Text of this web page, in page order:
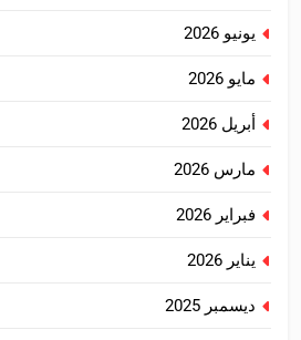
يونيو 2026
مايو 2026
أبريل 2026
مارس 2026
فبراير 2026
يناير 2026
ديسمبر 2025